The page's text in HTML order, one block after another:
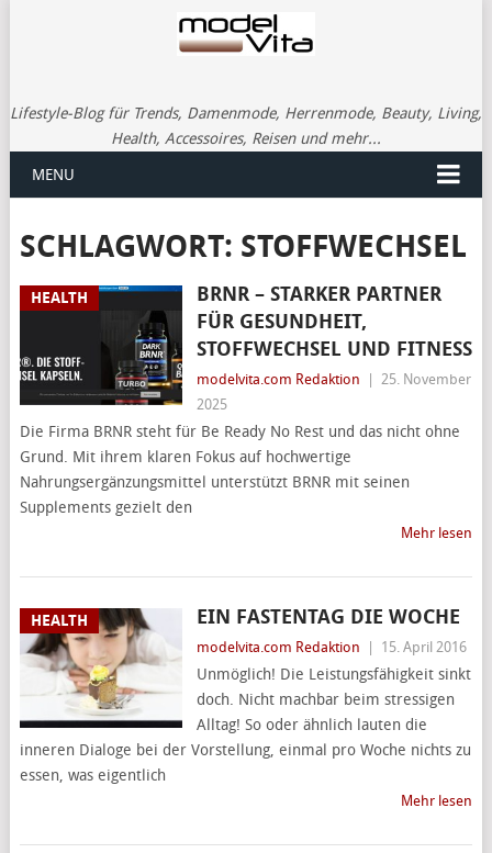
Lifestyle-Blog für Trends, Damenmode, Herrenmode, Beauty, Living,
Health, Accessoires, Reisen und mehr...
MENU
SCHLAGWORT: STOFFWECHSEL
HEALTH
BRNR – STARKER PARTNER
FÜR GESUNDHEIT,
STOFFWECHSEL UND FITNESS
modelvita.com Redaktion
25. November
2025
Die Firma BRNR steht für Be Ready No Rest und das nicht ohne
Grund. Mit ihrem klaren Fokus auf hochwertige
Nahrungsergänzungsmittel unterstützt BRNR mit seinen
Supplements gezielt den
Mehr lesen
HEALTH EIN FASTENTAG DIE WOCHE
modelvita.com Redaktion 15. April 2016
Unmöglich! Die Leistungsfähigkeit sinkt
doch. Nicht machbar beim stressigen
Alltag! So oder ähnlich lauten die
inneren Dialoge bei der Vorstellung, einmal pro Woche nichts zu
essen, was eigentlich
Mehr lesen